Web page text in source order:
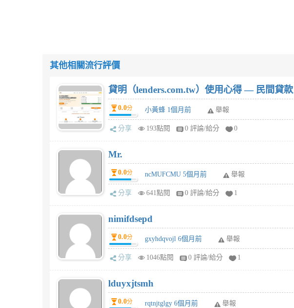
其他相關流行評價
貸明（lenders.com.tw）使用心得 — 民間貸
0.0分 小黃蜂 1個月前 舉報
分享 193點閱 0 評論/給分 0
Mr.
0.0分 ncMUFCMU 5個月前 舉報
分享 641點閱 0 評論/給分 1
nimifdsepd
0.0分 gxyhdqvojl 6個月前 舉報
分享 1046點閱 0 評論/給分 1
lduyxjtsmh
0.0分 rqtnjtglgy 6個月前 舉報